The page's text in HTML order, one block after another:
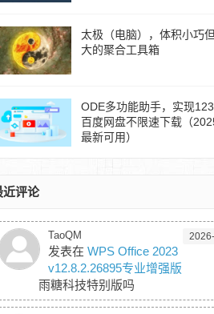
太极（电脑），体积小巧
大的聚合工具箱
ODE多功能助手，实现
百度网盘不限速下载（
最新可用）
近评论
TaoQM
发表在 WPS Office 2023
v12.8.2.26895专业增强版
雨糖科技特别版吗